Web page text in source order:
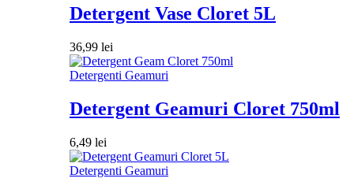
Detergent Vase Cloret 5L
36,99 lei
Detergenti Geamuri
Detergent Geamuri Cloret 750ml
6,49 lei
Detergenti Geamuri